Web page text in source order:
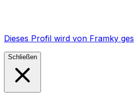
Dieses Profil wird von Framky
Schließen